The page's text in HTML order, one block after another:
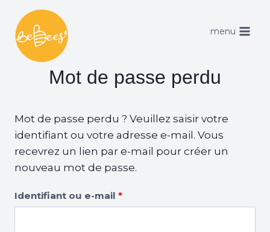
contenu
menu
Mot de passe perdu
Mot de passe perdu ? Veuillez saisir votre
identifiant ou votre adresse e-mail. Vous
recevrez un lien par e-mail pour créer un
nouveau mot de passe.
Identifiant ou e-mail *O